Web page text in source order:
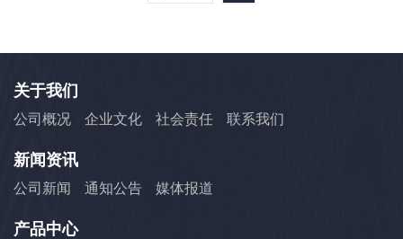
关于我们
公司概况 企业文化 社会责任 联系我们
新闻资讯
公司新闻 通知公告 媒体报道
产品中心